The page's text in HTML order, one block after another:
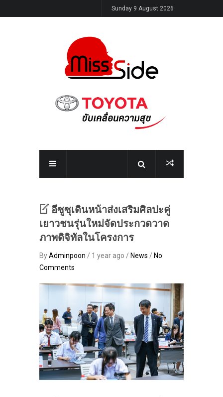
Sunday 9 August 2026
อีซูซุเดินหน้าส่งเสริมศิลปะคู่
เยาวชนรุ่นใหม่จัดประกวดวาด
ภาพดิจิทัลในโครงการ
ByAdminpoon / 1 year ago / News / No
Comments